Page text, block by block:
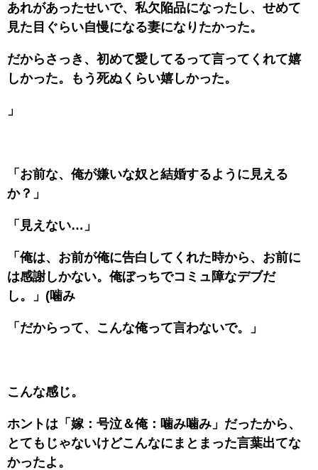
あれがあったせいで、私欠陥品になったし、せめて
見た目ぐらい自慢になる妻になりたかった。
だからさっき、初めて愛してるって言ってくれて嬉
しかった。もう死ぬくらい嬉しかった。
」
「お前な、俺が嫌いな奴と結婚するように見える
か？」
「見えない…」
「俺は、お前が俺に告白してくれた時から、お前に
は感謝しかない。俺ぼっちでコミュ障なデブだ
し。」(噛み
「だからって、こんな俺って言わないで。」
こんな感じ。
ホントは「嫁：号泣＆俺：噛み噛み」だったから、
とてもじゃないけどこんなにまとまった言葉出てな
かったよ。